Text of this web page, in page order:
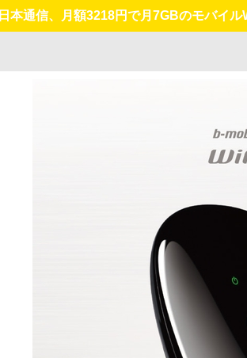
日本通信、月額3218円で月7GBのモバイ